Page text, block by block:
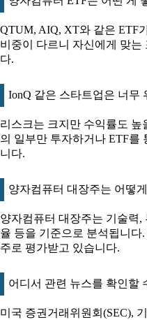
QTUM, AIQ, XT와 같은 ETF
비중이 다르니 자신에게 맞는
다.
IonQ 같은 스타트업은 너무
리스크는 크지만 수익률도
의 일부만 투자하거나 ETF를
니다.
양자컴퓨터 대장주는 어떻
양자컴퓨터 대장주는 기술력,
율 등을 기준으로 분석됩니다
주로 평가받고 있습니다.
어디서 관련 뉴스를 확인할
미국 증권거래위원회(SEC),